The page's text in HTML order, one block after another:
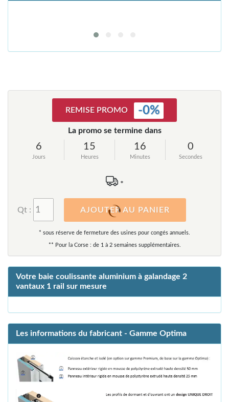
REMISE PROMO -0%
15 15
*
* sous réserve de fermeture des usines pour congés annuels.
Votre baie coulissante aluminium à galandage 2
vantaux 1 rail sur mesure